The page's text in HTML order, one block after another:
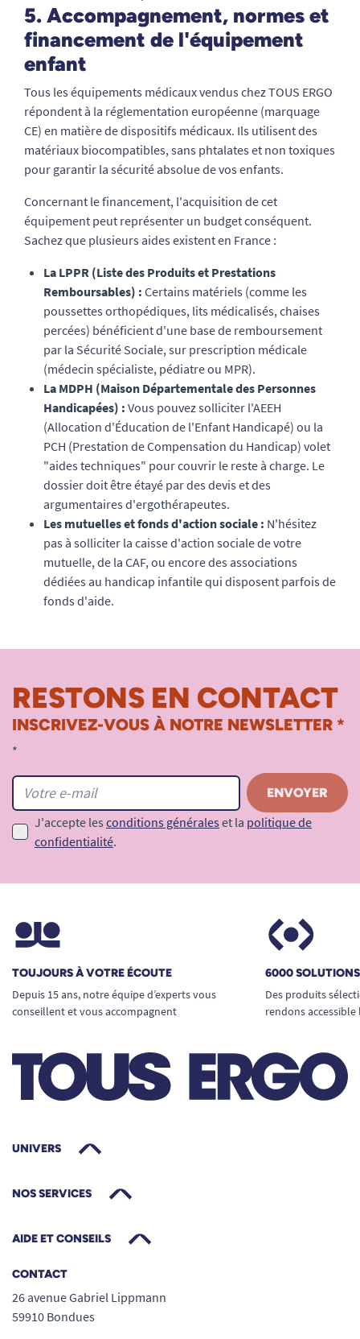
5. Accompagnement, normes et
financement de l'équipement
enfant
Tous les équipements médicaux vendus chez TOUS ERGO
répondent à la réglementation européenne (marquage
CE) en matière de dispositifs médicaux. Ils utilisent des
matériaux biocompatibles, sans phtalates et non toxiques
pour garantir la sécurité absolue de vos enfants.
Concernant le financement, l'acquisition de cet
équipement peut représenter un budget conséquent.
Sachez que plusieurs aides existent en France :
La LPPR (Liste des Produits et Prestations
Remboursables) : Certains matériels (comme les
poussettes orthopédiques, lits médicalisés, chaises
percées) bénéficient d'une base de remboursement
par la Sécurité Sociale, sur prescription médicale
(médecin spécialiste, pédiatre ou MPR).
La MDPH (Maison Départementale des Personnes
Handicapées) : Vous pouvez solliciter l'AEEH
(Allocation d'Éducation de l'Enfant Handicapé) ou la
PCH (Prestation de Compensation du Handicap) volet
"aides techniques" pour couvrir le reste à charge. Le
dossier doit être étayé par des devis et des
argumentaires d'ergothérapeutes.
Les mutuelles et fonds d'action sociale : N'hésitez
pas à solliciter la caisse d'action sociale de votre
mutuelle, de la CAF, ou encore des associations
dédiées au handicap infantile qui disposent parfois de
fonds d'aide.
RESTONS EN CONTACT
INSCRIVEZ-VOUS À NOTRE NEWSLETTER *
*
J'accepte les conditions générales et la politique de
confidentialité.
TOUJOURS À VOTRE ÉCOUTE
Depuis 15 ans, notre équipe d’experts vous
conseillent et vous accompagnent
6000
Des produits
rendons
UNIVERS
NOS SERVICES
AIDE ET CONSEILS
CONTACT
26 avenue Gabriel Lippmann
59910 Bondues